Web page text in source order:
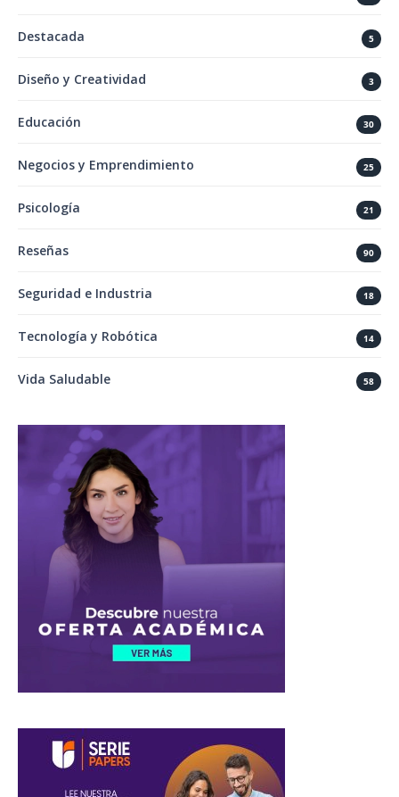
Destacada 5
Diseño y Creatividad 3
Educación 30
Negocios y Emprendimiento 25
Psicología 21
Reseñas 90
Seguridad e Industria 18
Tecnología y Robótica 14
Vida Saludable 58